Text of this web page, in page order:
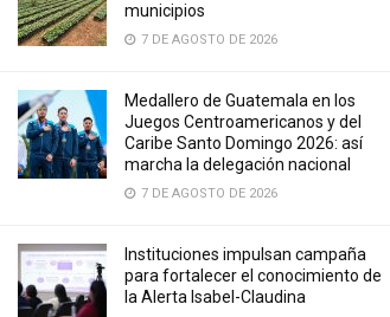
municipios
7 DE AGOSTO DE 2026
Medallero de Guatemala en los
Juegos Centroamericanos y del
Caribe Santo Domingo 2026: así
marcha la delegación nacional
7 DE AGOSTO DE 2026
Instituciones impulsan campaña
para fortalecer el conocimiento de
la Alerta Isabel-Claudina